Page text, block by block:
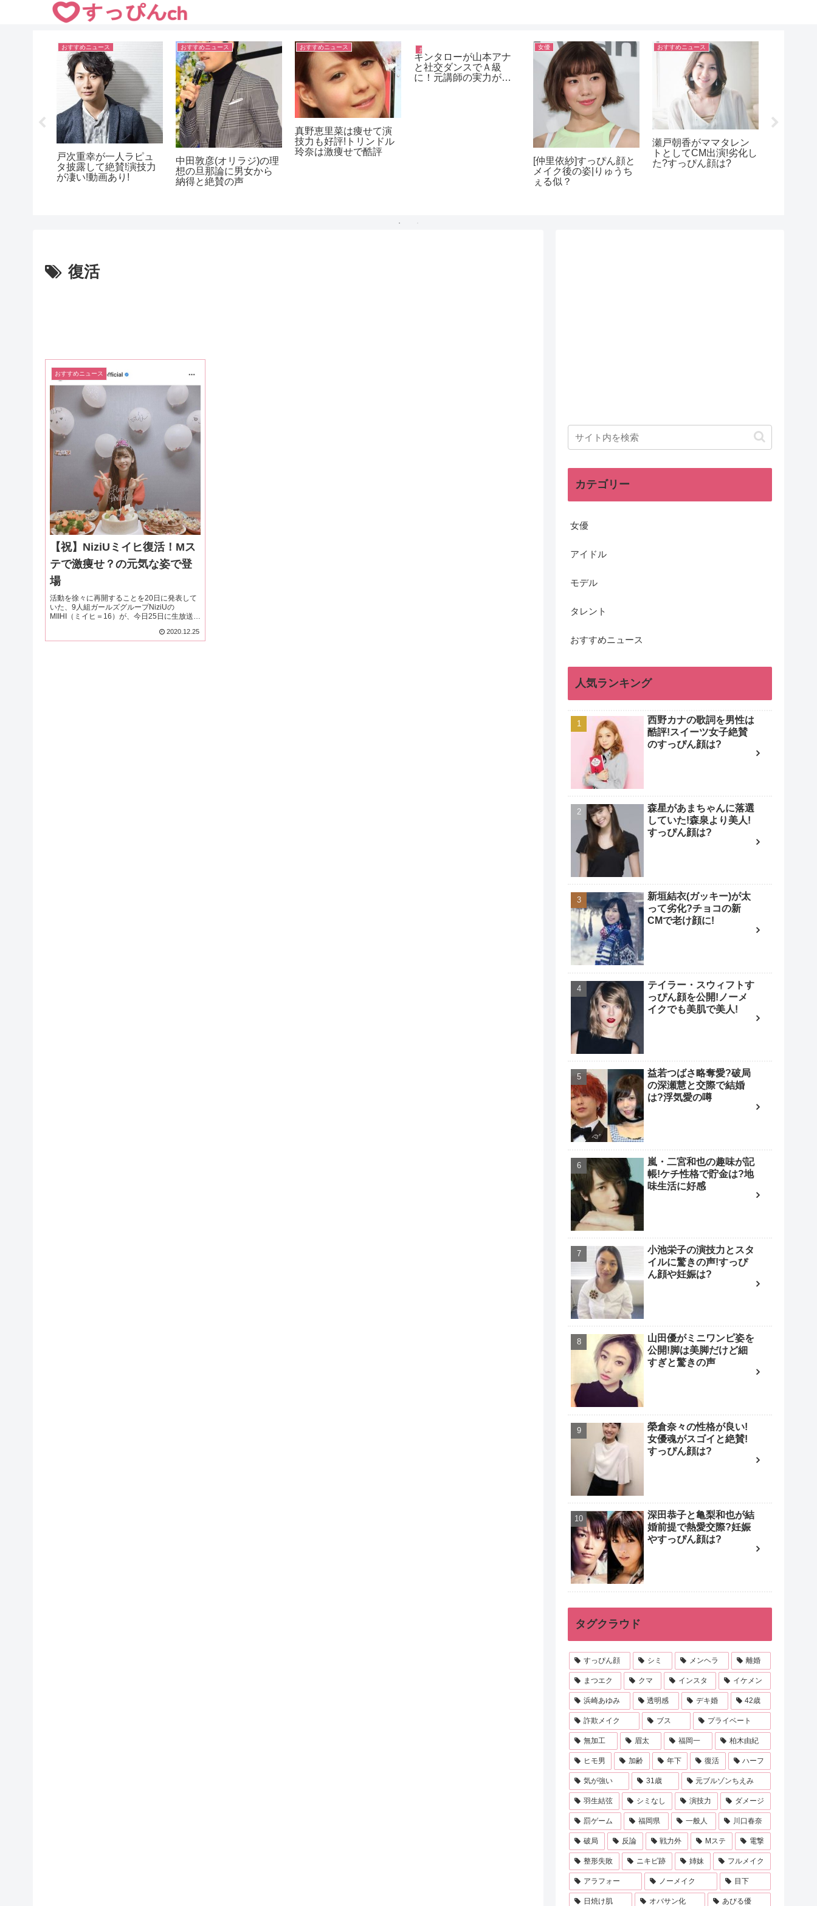
おすすめニュース
ピース・綾部祐二が昼
ドラマで主演抜擢!演技
力は?天狗になる?
おすすめニュース
遠藤久美子(エンクミ)の
現在の姿に驚き!女優に
おすすめニュース おすすめニュース
向井理が主演する新ド
ラマ「永遠の0」での丸
刈り姿が話題に！
おすすめニュース
元モデルの岩本乃蒼ア
ナがＺＩＰ！で番組デ
ビューで話題に！
おすすめニュース
野村周平の女装姿がキ
モイ?ドラマ恋仲での演
復活
おすすめニュース
【祝】NiziUミイヒ復活！Mス
テで激痩せ？の元気な姿で登
場
活動を徐々に再開することを20日に発表して
いた、9人組ガールズグループNiziUの
MIIHI（ミイヒ＝16）が、今日25日に生放送さ
テーション ウルトラ SUPER
LIVE2020」（午後5時）に出...
2020.12.25
カテゴリー
女優
アイドル
モデル
タレント
おすすめニュース
人気ランキング
西野カナの歌詞を男性は
酷評!スイーツ女子絶賛
のすっぴん顔は?
森星があまちゃんに落選
していた!森泉より美人!
すっぴん顔は?
新垣結衣(ガッキー)が太
って劣化?チョコの新
CMで老け顔に!
テイラー・スウィフトす
っぴん顔を公開!ノーメ
イクでも美肌で美人!
益若つばさ略奪愛?破局
の深瀬慧と交際で結婚
は?浮気愛の噂
嵐・二宮和也の趣味が記
帳!ケチ性格で貯金は?地
味生活に好感
小池栄子の演技力とスタ
イルに驚きの声!すっぴ
ん顔や妊娠は?
山田優がミニワンピ姿を
公開!脚は美脚だけど細
すぎと驚きの声
榮倉奈々の性格が良い!
女優魂がスゴイと絶賛!
すっぴん顔は?
深田恭子と亀梨和也が結
婚前提で熱愛交際?妊娠
やすっぴん顔は?
タグクラウド
すっぴん顔 シミ メンヘラ 離婚
まつエク クマ インスタ イケメン
浜崎あゆみ 透明感 デキ婚 42歳
詐欺メイク ブス プライベート
無加工 眉太 福岡一 柏木由紀
ヒモ男 加齢 年下 復活 ハーフ
気が強い 31歳 元ブルゾンちえみ
羽生結弦 シミなし 演技力 ダメージ
罰ゲーム 福岡県 一般人 川口春奈
破局 反論 戦力外 Mステ 電撃
整形失敗 ニキビ跡 姉妹 フルメイク
アラフォー ノーメイク 目下
日焼け肌 オバサン化 あびる優